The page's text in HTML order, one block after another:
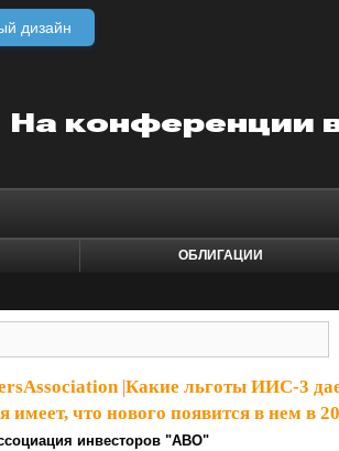
дизайн
ОБЛИГАЦИИ
| Какие льготы ИИС-3
имеет, что нового появится в нем в
инвесторов "АВО"